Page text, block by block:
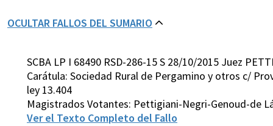
OCULTAR FALLOS DEL SUMARIO
SCBA LP I 68490 RSD-286-15 S 28/10/2015 Juez
Carátula: Sociedad Rural de Pergamino y otros c/
ley 13.404
Magistrados Votantes: Pettigiani-Negri-Genoud-de
Ver el Texto Completo del Fallo